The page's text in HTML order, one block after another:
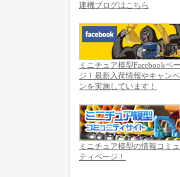
建機ブログはこちら
ミニチュア模型Facebookペー
ジ！最新入荷情報やキャン
ンを実施しています！
ミニチュア模型の情報コミ
ティページ！